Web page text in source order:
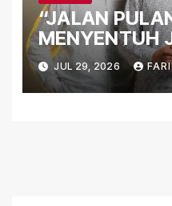
“JALAN
MENYENTUH
TERLUKA
JUL 29, 2026